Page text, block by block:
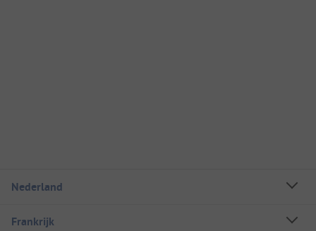
Nederland
Frankrijk